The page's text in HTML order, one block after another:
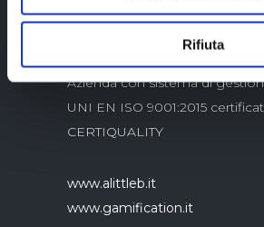
Rifiuta
Azienda con sistema di
UNI EN ISO 9001:2015
CERTIQUALITY
www.alittleb.it
www.gamification.it